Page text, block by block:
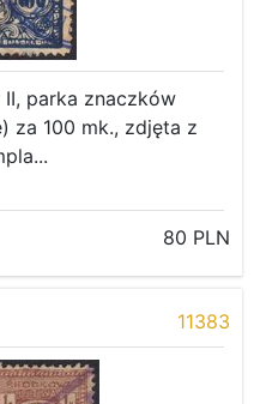
II, parka znaczków
za 100 mk., zdjęta z
80 PLN
11383